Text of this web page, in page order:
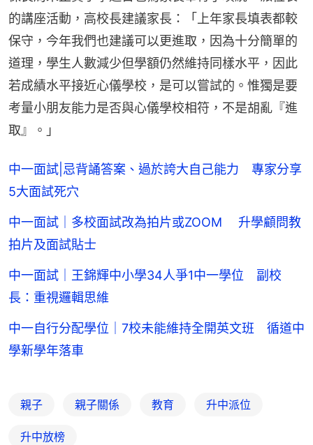
的講座活動，高校長建議家長：「上年家長填表都較
保守，今年我們也建議可以更進取，因為十分簡單的
道理，學生人數減少但學額仍然維持同樣水平，因此
若成績水平接近心儀學校，是可以嘗試的。惟獨是要
考量小朋友能力是否與心儀學校相符，不是胡亂『進
取』。」
中一面試|忌背誦答案、過於誇大自己能力 專家分享
5大面試死穴
中一面試｜多校面試改為拍片或ZOOM 升學顧問教
拍片及面試貼士
中一面試｜王錦輝中小學34人爭1中一學位 副校
長：重視邏輯思維
中一自行分配學位｜7校未能維持全開英文班 循道中
學新學年落車
親子 親子關係 教育 升中派位
升中放榜